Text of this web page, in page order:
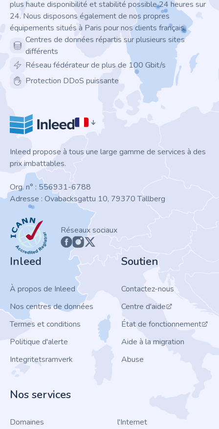
plus haute disponibilité et stabilité possible 24 heures sur
24. Nous disposons également de nos propres
équipements situés à Paris pour nos clients français.
Centres de données répartis sur plusieurs sites
différents
Réseau fédérateur de plus de 100 Gbit/s
Protection DDoS puissante
Inleed propose à tous une large gamme de services à des
prix imbattables.
Org. n° : 556931-6788
Adresse : Ovabacksgattu 10, 79370 Tällberg
ICANN
Réseaux sociaux
Inleed
À propos de Inleed
Nos centres de données
Termes et conditions
Politique d'alerte
Integritetsramverk
Soutien
Contactez-nous
Centre d'aide
État de fonctionnement
Aide à la migration
Abuse
Nos services
Domaines
l'Internet